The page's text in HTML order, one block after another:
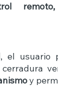
, el usuario
y